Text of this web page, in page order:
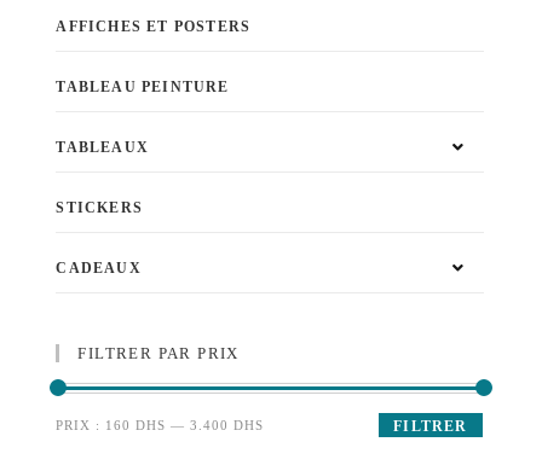
AFFICHES ET POSTERS
TABLEAU PEINTURE
TABLEAUX
STICKERS
CADEAUX
FILTRER PAR PRIX
FILTRER
PRIX : 160 DHS —3.400 DHS